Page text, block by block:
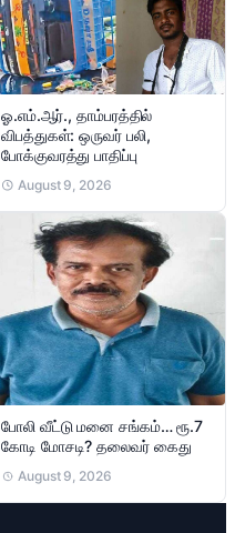
ஓ.எம்.ஆர்., தாம்பரத்தில்
விபத்துகள்: ஒருவர் பலி,
போக்குவரத்து பாதிப்பு
August 9, 2026
போலி வீட்டு மனை சங்கம்… ரூ.7
கோடி மோசடி? தலைவர் கைது
August 9, 2026